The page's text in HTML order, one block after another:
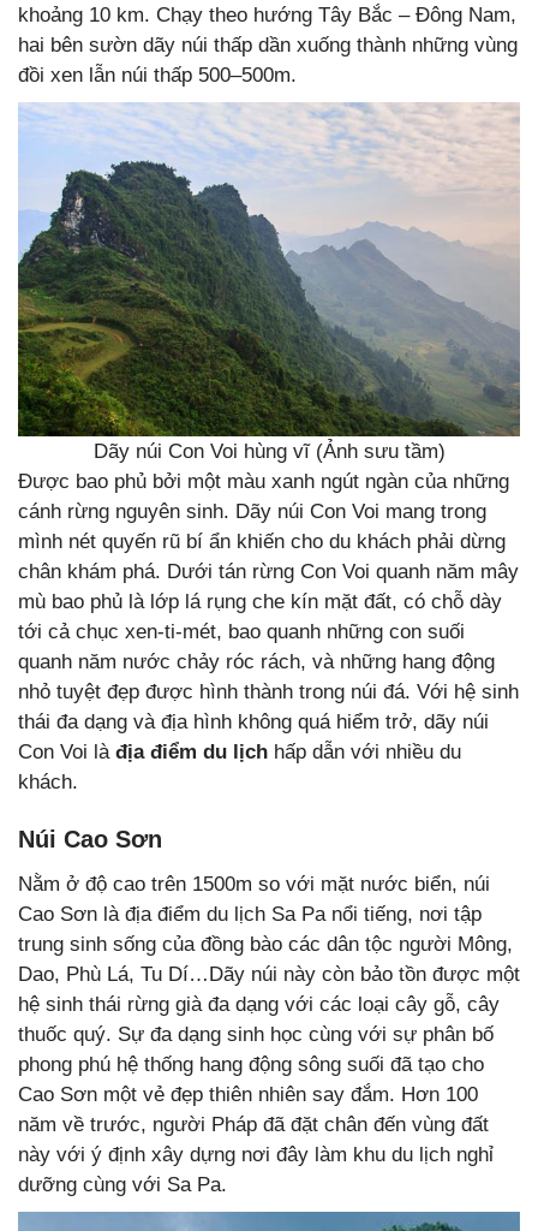
khoảng 10 km. Chạy theo hướng Tây Bắc – Đông Nam,
hai bên sườn dãy núi thấp dần xuống thành những vùng
đồi xen lẫn núi thấp 500–500m.
Dãy núi Con Voi hùng vĩ (Ảnh sưu tầm)
Được bao phủ bởi một màu xanh ngút ngàn của những
cánh rừng nguyên sinh. Dãy núi Con Voi mang trong
mình nét quyến rũ bí ẩn khiến cho du khách phải dừng
chân khám phá. Dưới tán rừng Con Voi quanh năm mây
mù bao phủ là lớp lá rụng che kín mặt đất, có chỗ dày
tới cả chục xen-ti-mét, bao quanh những con suối
quanh năm nước chảy róc rách, và những hang động
nhỏ tuyệt đẹp được hình thành trong núi đá. Với hệ sinh
thái đa dạng và địa hình không quá hiểm trở, dãy núi
Con Voi là địa điểm du lịch hấp dẫn với nhiều du
khách.
Núi Cao Sơn
Nằm ở độ cao trên 1500m so với mặt nước biển, núi
Cao Sơn là địa điểm du lịch Sa Pa nổi tiếng, nơi tập
trung sinh sống của đồng bào các dân tộc người Mông,
Dao, Phù Lá, Tu Dí…Dãy núi này còn bảo tồn được một
hệ sinh thái rừng già đa dạng với các loại cây gỗ, cây
thuốc quý. Sự đa dạng sinh học cùng với sự phân bố
phong phú hệ thống hang động sông suối đã tạo cho
Cao Sơn một vẻ đẹp thiên nhiên say đắm. Hơn 100
năm về trước, người Pháp đã đặt chân đến vùng đất
này với ý định xây dựng nơi đây làm khu du lịch nghỉ
dưỡng cùng với Sa Pa.